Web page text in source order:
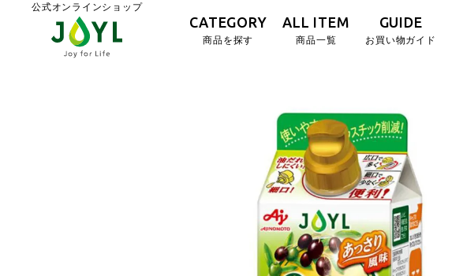
公式オンラインショップ
CATEGORY
商品を探す
ALL ITEM
商品一覧
GUIDE
お買い物ガイド